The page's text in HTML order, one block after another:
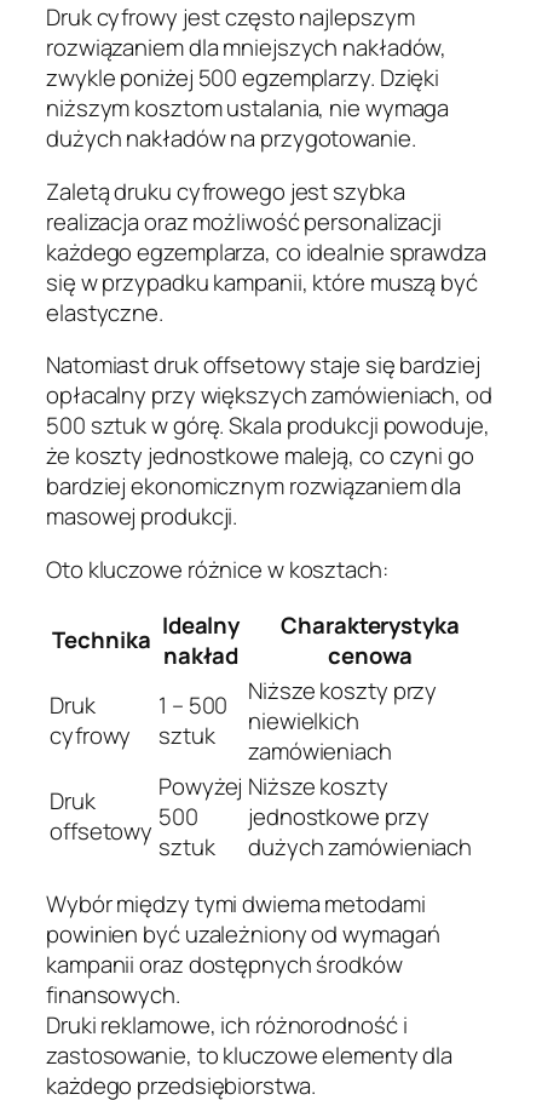
Druk cyfrowy jest często najlepszym
rozwiązaniem dla mniejszych nakładów,
zwykle poniżej 500 egzemplarzy. Dzięki
niższym kosztom ustalania, nie wymaga
dużych nakładów na przygotowanie.
Zaletą druku cyfrowego jest szybka
realizacja oraz możliwość personalizacji
każdego egzemplarza, co idealnie sprawdza
się w przypadku kampanii, które muszą być
elastyczne.
Natomiast druk offsetowy staje się bardziej
opłacalny przy większych zamówieniach, od
500 sztuk w górę. Skala produkcji powoduje,
że koszty jednostkowe maleją, co czyni go
bardziej ekonomicznym rozwiązaniem dla
masowej produkcji.
Oto kluczowe różnice w kosztach:
Technika Idealny
nakład
Charakterystyka
cenowa
Druk
cyfrowy
1 – 500
sztuk
Niższe koszty przy
niewielkich
zamówieniach
Druk
offsetowy
Powyżej
500
sztuk
Niższe koszty
jednostkowe przy
dużych zamówieniach
Wybór między tymi dwiema metodami
powinien być uzależniony od wymagań
kampanii oraz dostępnych środków
finansowych.
Druki reklamowe, ich różnorodność i
zastosowanie, to kluczowe elementy dla
każdego przedsiębiorstwa.